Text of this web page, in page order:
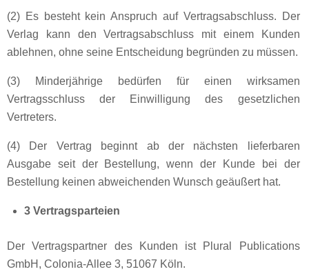
(2) Es besteht kein Anspruch auf Vertragsabschluss. Der
Verlag kann den Vertragsabschluss mit einem Kunden
ablehnen, ohne seine Entscheidung begründen zu müssen.
(3) Minderjährige bedürfen für einen wirksamen
Vertragsschluss der Einwilligung des gesetzlichen
Vertreters.
(4) Der Vertrag beginnt ab der nächsten lieferbaren
Ausgabe seit der Bestellung, wenn der Kunde bei der
Bestellung keinen abweichenden Wunsch geäußert hat.
3 Vertragsparteien
Der Vertragspartner des Kunden ist Plural Publications
GmbH, Colonia-Allee 3, 51067 Köln.